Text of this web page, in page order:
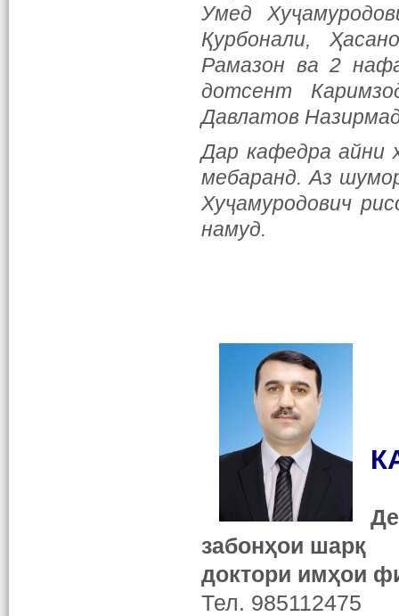
Умед
Қурбонали,
Рамазон ва 2
дотсент
Давлатов
Дар кафедра айни
мебаранд. Аз
Хуҷамуродович
намуд.
забонҳои шарқ
доктори имҳои
Тел. 985112475